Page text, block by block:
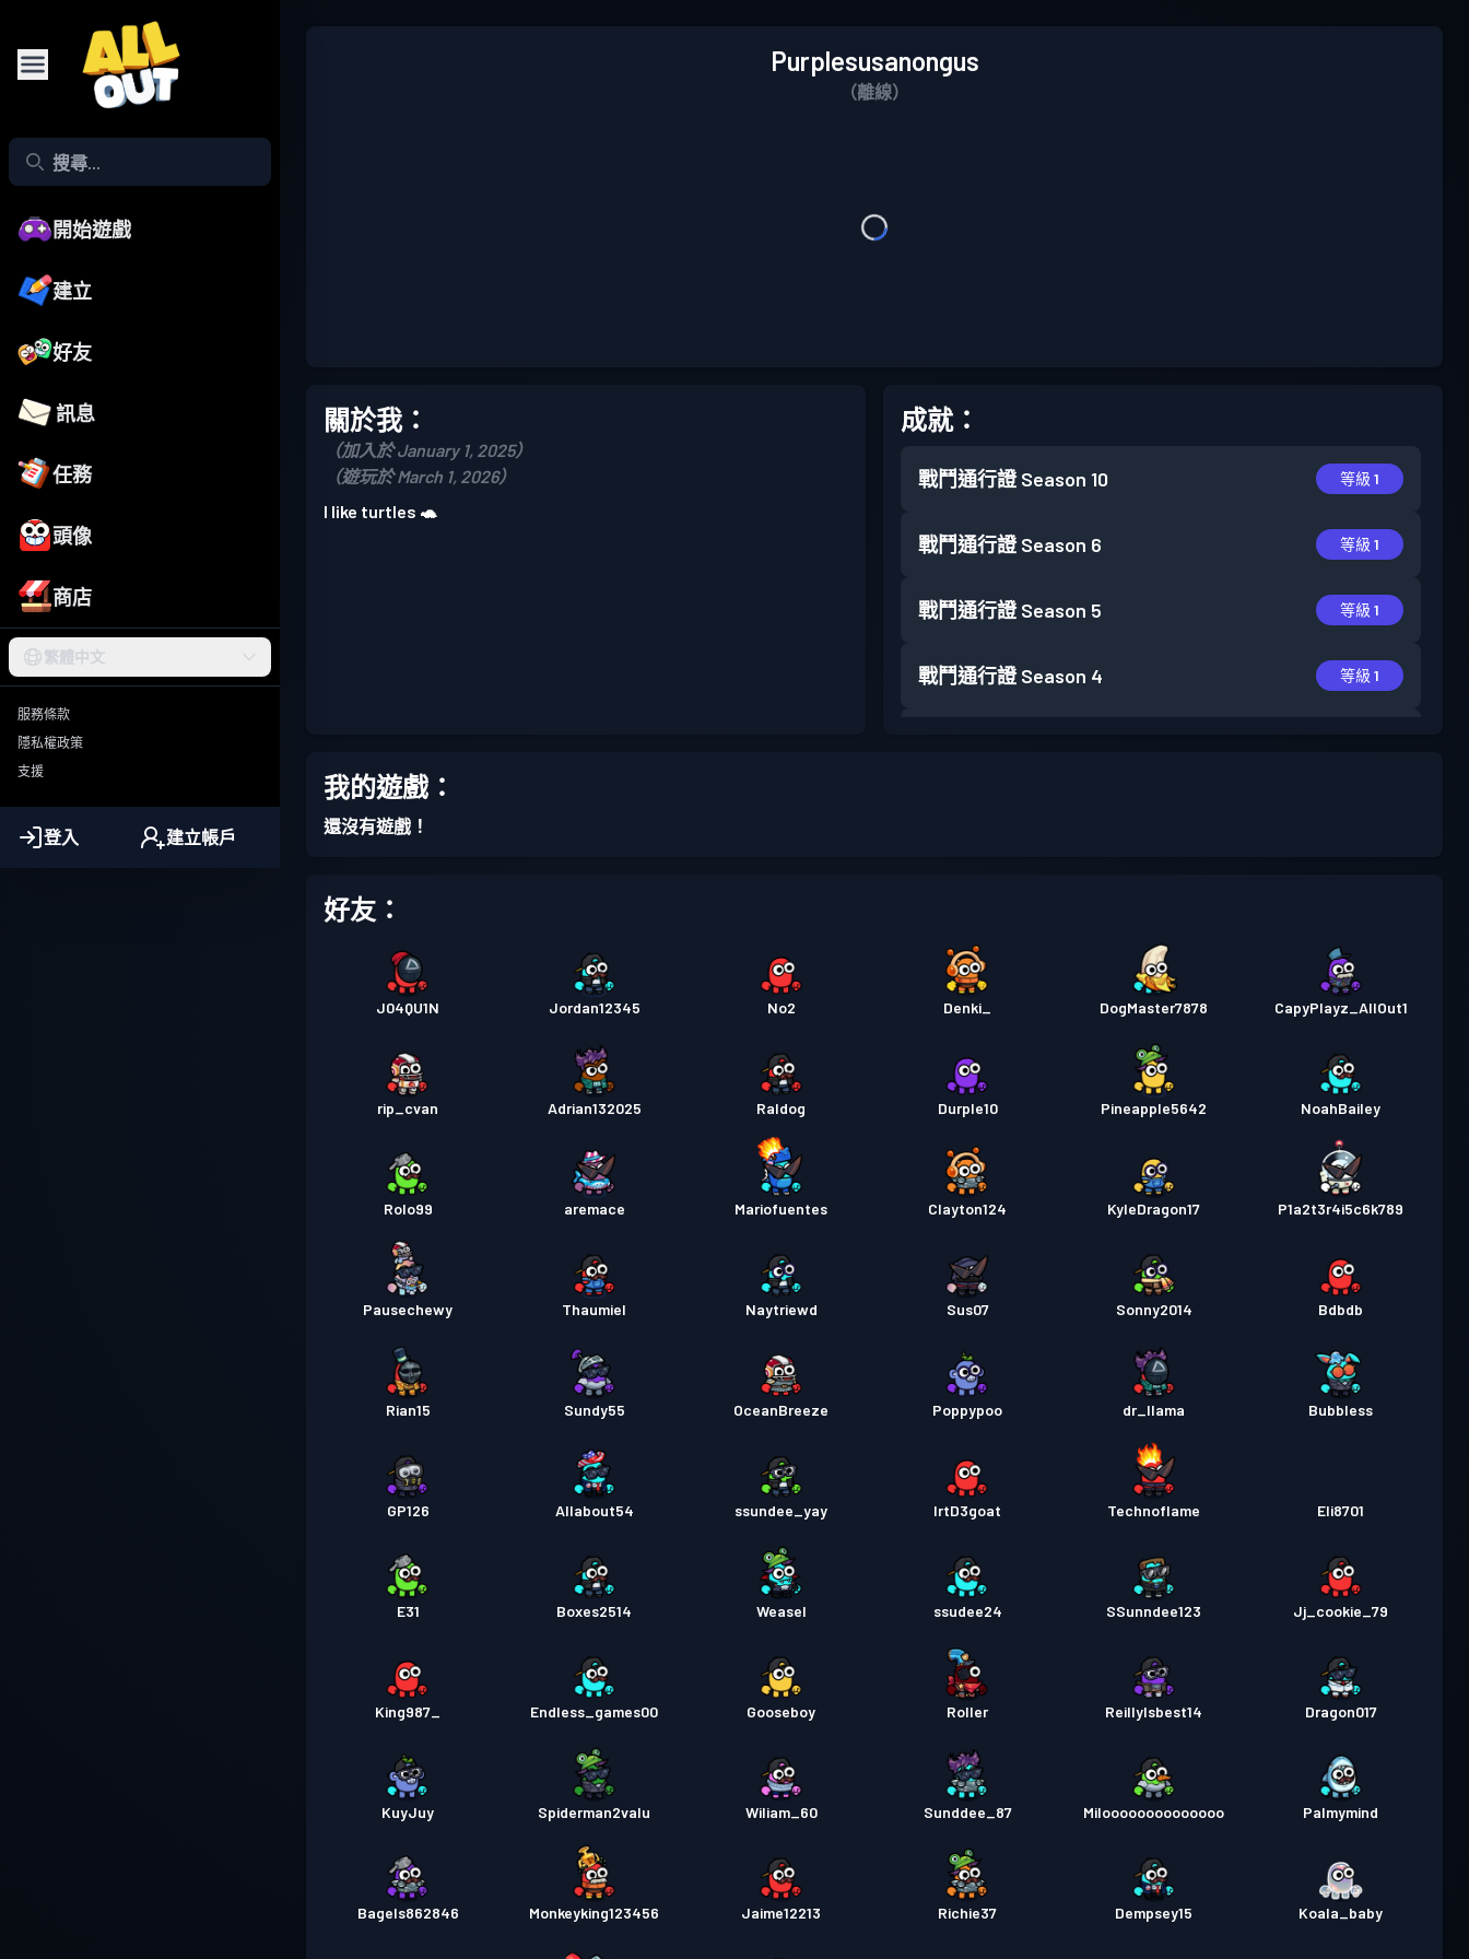
開始遊戲
建立
好友
訊息
任務
頭像
商店
繁體中文
服務條款
隱私權政策
支援
登入 建立帳戶
Purplesusanongus
（離線）
關於我：
（加入於 January 1, 2025）
（遊玩於 March 1, 2026）
I like turtles 🐢
成就：
戰鬥通行證 Season 10 等級 1
戰鬥通行證 Season 6 等級 1
戰鬥通行證 Season 5 等級 1
戰鬥通行證 Season 4 等級 1
我的遊戲：
還沒有遊戲！
好友：
J04QU1N Jordan12345 No2 Denki_ DogMaster7878 CapyPlayz_AllOut1
rip_cvan Adrian132025 Raldog Durple10 Pineapple5642 NoahBailey
Rolo99 aremace Mariofuentes Clayton124 KyleDragon17 P1a2t3r4i5c6k789
Pausechewy Thaumiel Naytriewd Sus07 Sonny2014 Bdbdb
Rian15 Sundy55 OceanBreeze Poppypoo dr_llama Bubbless
GP126 Allabout54 ssundee_yay lrtD3goat Technoflame Eli8701
E31 Boxes2514 Weasel ssudee24 SSunndee123 Jj_cookie_79
King987_ Endless_games00 Gooseboy Roller ReillyIsbest14 Dragon017
KuyJuy Spiderman2valu Wiliam_60 Sunddee_87 Miloooooooooooooo Palmymind
Bagels862846 Monkeyking123456 Jaime12213 Richie37 Dempsey15 Koala_baby